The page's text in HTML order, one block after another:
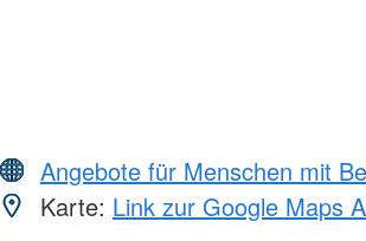
Angebote für Menschen mit
Karte: Link zur Google Maps